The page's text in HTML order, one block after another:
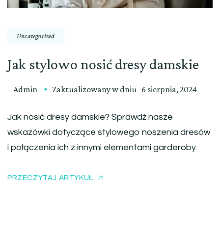
Uncategorized
Jak stylowo nosić dresy damskie
Admin Zaktualizowany w dniu 6 sierpnia, 2024
Jak nosić dresy damskie? Sprawdź nasze
wskazówki dotyczące stylowego noszenia dresów
i połączenia ich z innymi elementami garderoby.
PRZECZYTAJ ARTYKUŁ